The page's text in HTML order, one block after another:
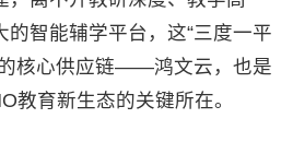
的智能辅学平台，这“三度一平
核心供应链——鸿文云，也是
教育新生态的关键所在。